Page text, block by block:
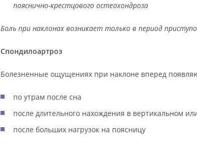
пояснично-крестцового остеохондроза
Боль при наклонах возникает только в период
Спондилоартроз
Болезненные ощущениях при наклоне вперед
по утрам после сна
после длительного нахождения в вертикальном
после больших нагрузок на поясницу